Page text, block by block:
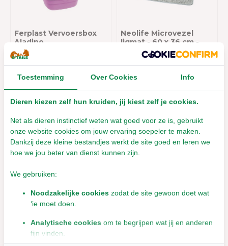
Ferplast Vervoersbox
Aladino
€6,25
Neolife Microvezel
ligmat - 60 x 36 cm -
Groen
Leverbaar met 1- 2 werkdagen
Overige categorieën in Diersoort
Toestemming Over Cookies Info
Dieren kiezen zelf hun kruiden, jij kiest zelf je cookies.
Net als dieren instinctief weten wat goed voor ze is, gebruikt
onze website cookies om jouw ervaring soepeler te maken.
Dankzij deze kleine bestandjes werkt de site goed en leren we
hoe we jou beter van dienst kunnen zijn.
We gebruiken:
Noodzakelijke cookies zodat de site gewoon doet wat
‘ie moet doen.
Analytische cookies om te begrijpen wat jij en anderen
fijn vinden.